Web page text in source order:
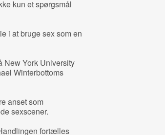
kun et spørgsmål
i at bruge sex som en
New York University
Winterbottoms
anset som
sexscener.
fortælles